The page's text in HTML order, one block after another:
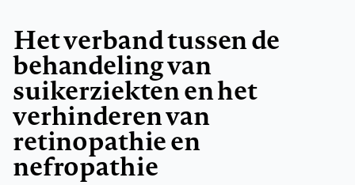
Het verband tussen de
behandeling van
suikerziekten en het
verhinderen van
retinopathie en
nefropathie